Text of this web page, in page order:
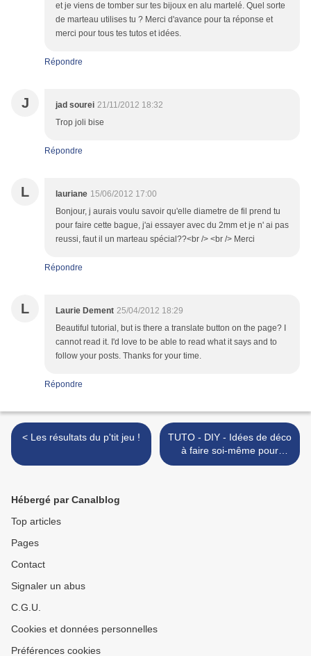
et je viens de tomber sur tes bijoux en alu martelé. Quel sorte
de marteau utilises tu ? Merci d'avance pour ta réponse et
merci pour tous tes tutos et idées.
Répondre
J jad sourei 21/11/2012 18:32
Trop joli bise
Répondre
L lauriane 15/06/2012 17:00
Bonjour, j aurais voulu savoir qu'elle diametre de fil prend tu
pour faire cette bague, j'ai essayer avec du 2mm et je n' ai pas
reussi, faut il un marteau spécial??<br /> <br /> Merci
Répondre
L Laurie Dement 25/04/2012 18:29
Beautiful tutorial, but is there a translate button on the page? I
cannot read it. I'd love to be able to read what it says and to
follow your posts. Thanks for your time.
Répondre
< Les résultats du p'tit jeu !
TUTO - DIY - Idées de déco
à faire soi-même pour
Halloween : stickers,
Hébergé par Canalblog
Top articles
Pages
Contact
Signaler un abus
C.G.U.
Cookies et données personnelles
Préférences cookies